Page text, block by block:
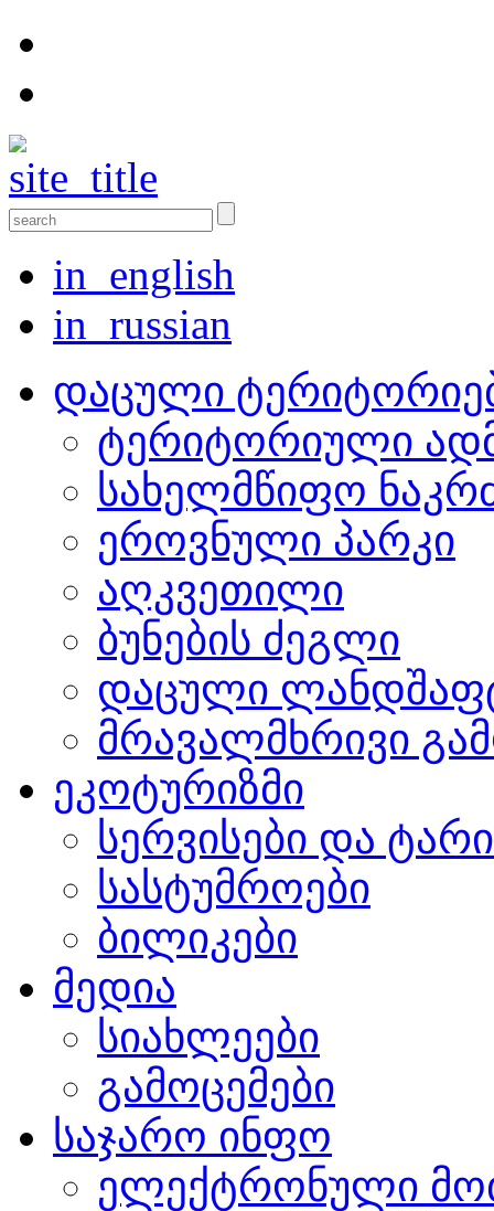
in_english
in_russian
დაცული
ტერიტორიული
სახელმწიფო
ეროვნული პარკი
აღკვეთილი
ბუნების ძეგლი
დაცული
მრავალმხრივი
ეკოტურიზმი
სერვისები და
სასტუმროები
ბილიკები
მედია
სიახლეები
გამოცემები
საჯარო ინფო
ელექტრონული